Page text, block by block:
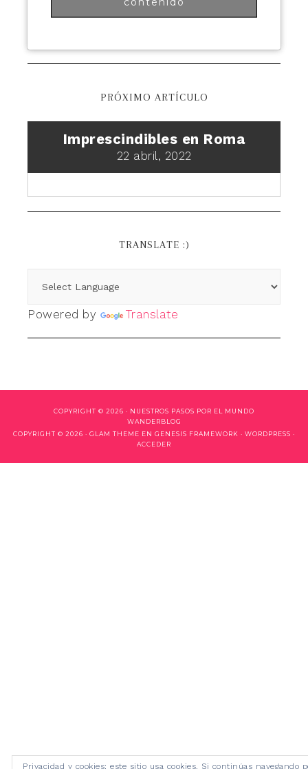
PRÓXIMO ARTÍCULO
Imprescindibles en Roma
22 abril, 2022
TRANSLATE :)
Powered by Translate
COPYRIGHT © 2026 · NUESTROS PASOS POR EL MUNDO
WANDERBLOG
COPYRIGHT © 2026 · GLAM THEME EN GENESIS FRAMEWORK · WORDPRESS ·
ACCEDER
Privacidad y cookies: este sitio usa cookies. Si continúas navegando